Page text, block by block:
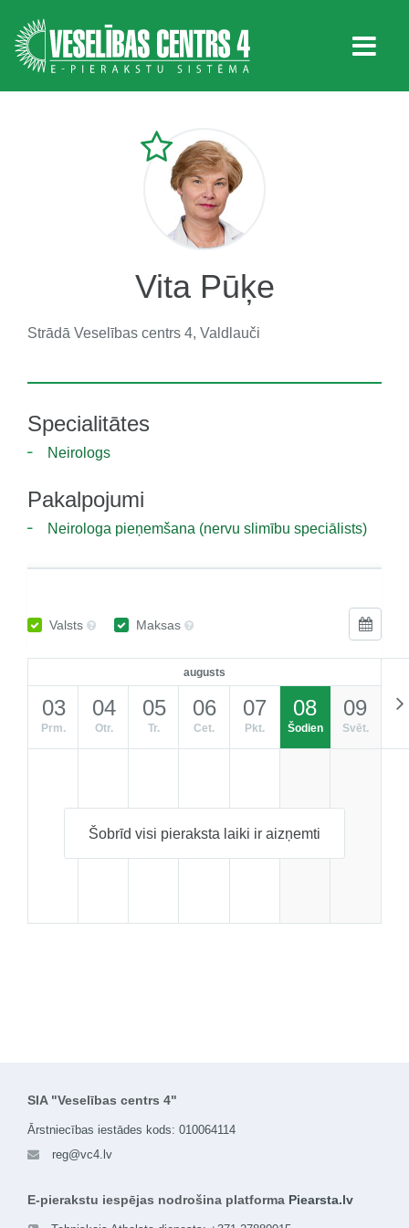
Vita Pūķe
Strādā Veselības centrs 4, Valdlauči
Specialitātes
Neirologs
Pakalpojumi
Neirologa pieņemšana (nervu slimību speciālists)
Valsts Maksas
augusts
03
Prm.
04
Otr.
05
Tr.
06
Cet.
07
Pkt.
08
Šodien
09
Svēt.
Šobrīd visi pieraksta laiki ir aizņemti
SIA "Veselības centrs 4"
Ārstniecības iestādes kods: 010064114
reg@vc4.lv
E-pierakstu iespējas nodrošina platforma Piearsta.lv